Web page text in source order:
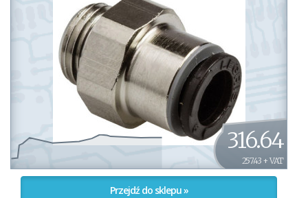
316.64
257.43 + VAT
Przejdź do sklepu »